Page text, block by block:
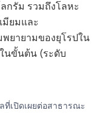
กรัม รวมถึงโลหะ
ยมและ
ยายามของยุโรปใน
นขั้นต้น (ระดับ
เปิดเผยต่อสาธารณะ